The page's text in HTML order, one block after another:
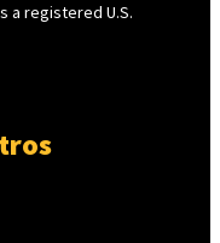
a registered U.S.